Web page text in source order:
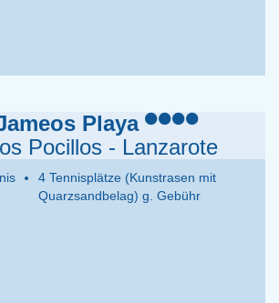
Playa
Pocillos - Lanzarote
4 Tennisplätze (Kunstrasen mit
Quarzsandbelag) g. Gebühr